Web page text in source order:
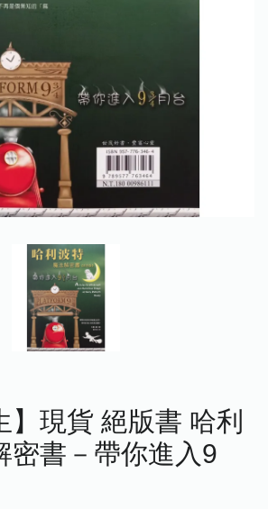
】現貨 絕版書 哈利
密書－帶你進入9